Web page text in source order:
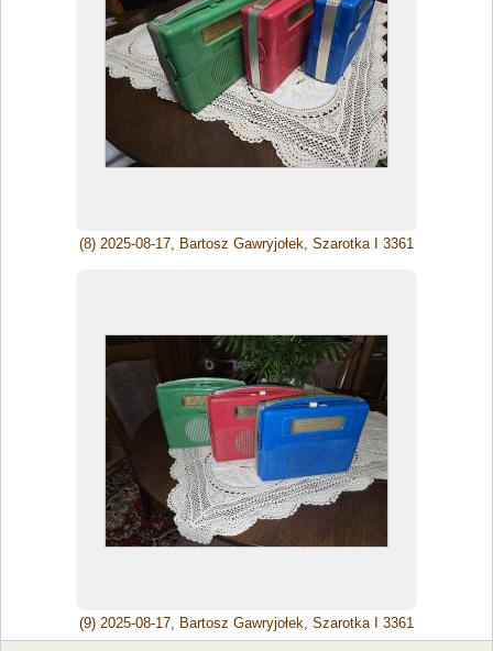
(8) 2025-08-17, Bartosz Gawryjołek, Szarotka I 3361
(9) 2025-08-17, Bartosz Gawryjołek, Szarotka I 3361